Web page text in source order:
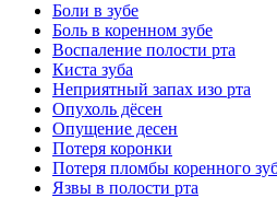
Боли в зубе
Боль в коренном зубе
Воспаление полости рта
Киста зуба
Неприятный запах изо рта
Опухоль дёсен
Опущение десен
Потеря коронки
Потеря пломбы коренного
Язвы в полости рта